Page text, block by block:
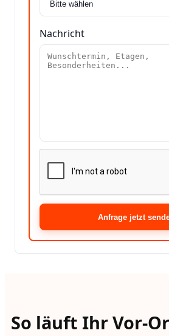
Nachricht
Anfrage jetzt
So läuft Ihr Vor-